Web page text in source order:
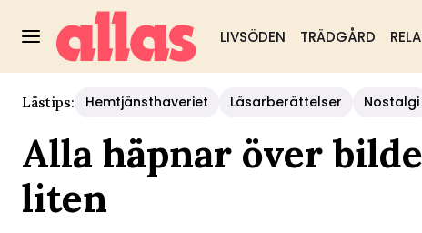
LIVSÖDEN TRÄDGÅRD
Lästips: Hemtjänsthaveriet Läsarberättelser Nostalgi
Alla häpnar över
liten